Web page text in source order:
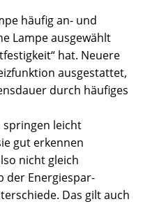
häufig an- und
Lampe ausgewählt
hat. Neuere
ausgestattet,
durch häufiges
leicht
gut erkennen
nicht gleich
der Energiespar-
Das gilt auch